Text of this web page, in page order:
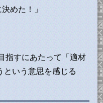
めた！」
指すにあたって「適材
という意思を感じる